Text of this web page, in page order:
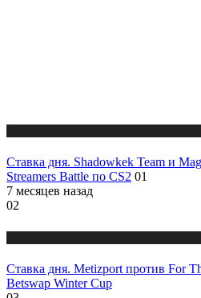
Ставка дня. Shadowkek Team и
Streamers Battle по CS2 01
7 месяцев назад
02
Ставка дня. Metizport против For
Betswap Winter Cup